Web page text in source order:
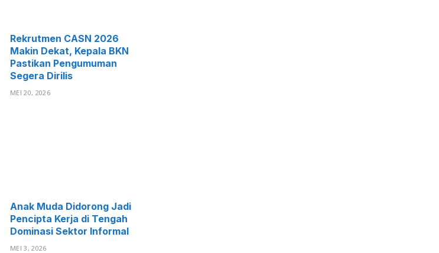
Rekrutmen CASN 2026
Makin Dekat, Kepala BKN
Pastikan Pengumuman
Segera Dirilis
MEI 20, 2026
Anak Muda Didorong Jadi
Pencipta Kerja di Tengah
Dominasi Sektor Informal
MEI 3, 2026